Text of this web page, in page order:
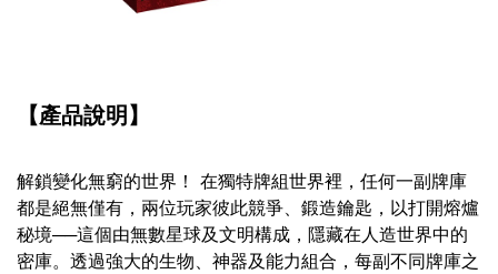
【產品說明】
解鎖變化無窮的世界！ 在獨特牌組世界裡，任何一副牌庫
都是絕無僅有，兩位玩家彼此競爭、鍛造鑰匙，以打開熔爐
秘境──這個由無數星球及文明構成，隱藏在人造世界中的
密庫。透過強大的生物、神器及能力組合，每副不同牌庫之